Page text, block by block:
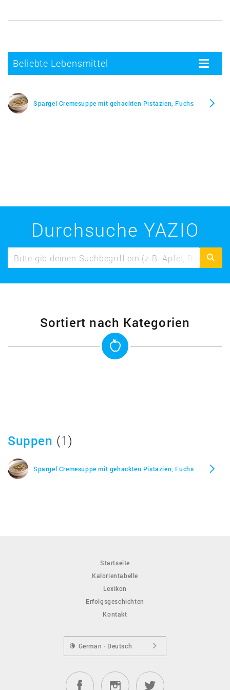
Beliebte Lebensmittel
Toggle
Spargel Cremesuppe mit gehackten Pistazien, Fuchs
Durchsuche YAZIO
Sortiert nach Kategorien
Suppen (1)
Spargel Cremesuppe mit gehackten Pistazien, Fuchs
Startseite
Kalorientabelle
Lexikon
Erfolgsgeschichten
Kontakt
German · Deutsch